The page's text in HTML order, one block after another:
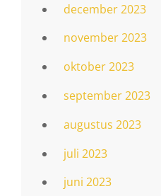
december 2023
november 2023
oktober 2023
september 2023
augustus 2023
juli 2023
juni 2023